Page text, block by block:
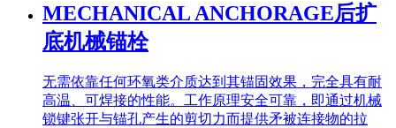
MECHANICAL ANCHORAGE后扩
底机械锚栓
无需依靠任何环氧类介质达到其锚固效果，完全具有耐
高温、可焊接的性能。工作原理安全可靠，即通过机械
锁键张开与锚孔产生的剪切力而提供矛被连接物的拉